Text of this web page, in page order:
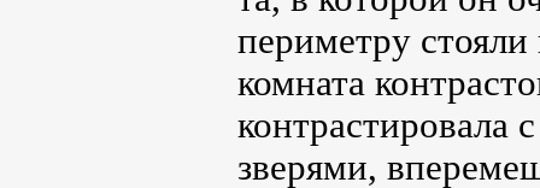
периметру
комната
зверями,